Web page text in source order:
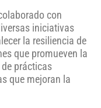
con
iniciativas
la resiliencia de
que promueven la
prácticas
que mejoran la